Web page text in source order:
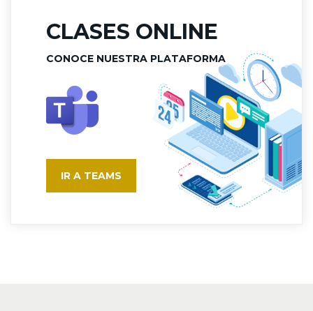
CLASES ONLINE
CONOCE NUESTRA PLATAFORMA
IR A TEAMS